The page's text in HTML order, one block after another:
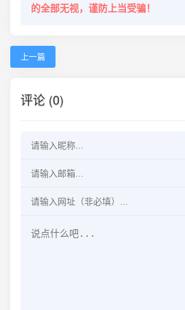
的全部无视，谨防上当受骗！
上一篇
评论 (0)